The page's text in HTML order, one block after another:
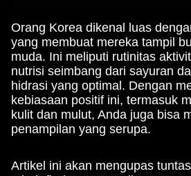
Orang Korea dikenal luas
yang membuat mereka tampil
muda. Ini meliputi rutinitas
nutrisi seimbang dari sayuran
hidrasi yang optimal. Dengan
kebiasaan positif ini, termasuk
kulit dan mulut, Anda juga bisa
penampilan yang serupa.
Artikel ini akan mengupas